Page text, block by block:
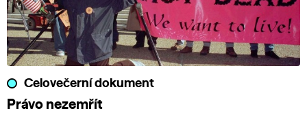
Celovečerní dokument
Právo nezemřít